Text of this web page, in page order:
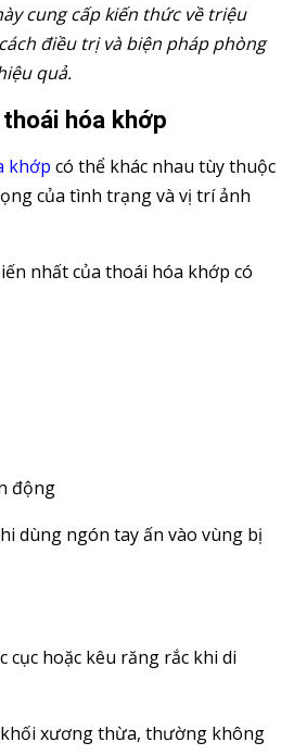
cung cấp kiến thức về triệu
điều trị và biện pháp phòng
quả.
hóa khớp
khớp có thể khác nhau tùy thuộc
của tình trạng và vị trí ảnh
nhất của thoái hóa khớp có
động
dùng ngón tay ấn vào vùng bị
cục hoặc kêu răng rắc khi di
khối xương thừa, thường không